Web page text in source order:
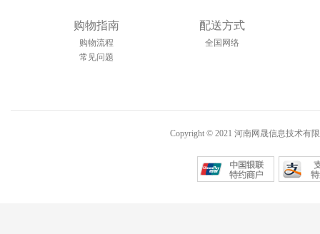
购物指南
购物流程
常见问题
配送方式
全国网络
Copyright © 2021 河南网晟信息技术有